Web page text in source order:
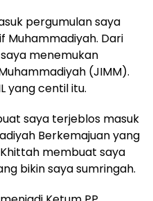
pergumulan saya
Muhammadiyah. Dari
menemukan
(JIMM).
yang centil itu.
saya terjeblos masuk
Berkemajuan yang
membuat saya
bikin saya sumringah.